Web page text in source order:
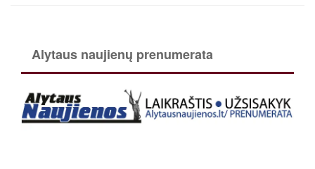
Alytaus naujienų prenumerata